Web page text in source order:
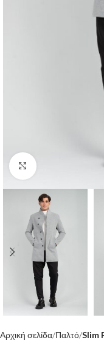
Κλικ για
Αρχική σελίδα Παλτό Slim